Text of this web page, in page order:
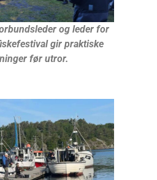
og leder for
gir praktiske
før utror.